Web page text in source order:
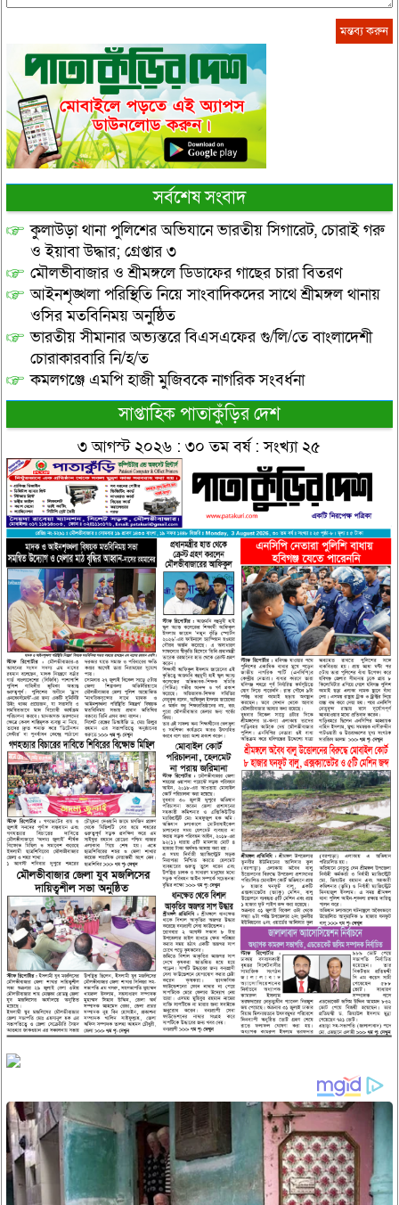
সর্বশেষ সংবাদ
কুলাউড়া থানা পুলিশের অভিযানে ভারতীয় সিগারেট, চোরাই গরু
ও ইয়াবা উদ্ধার; গ্রেপ্তার ৩
মৌলভীবাজার ও শ্রীমঙ্গলে ডিডাফের গাছের চারা বিতরণ
আইনশৃঙ্খলা পরিস্থিতি নিয়ে সাংবাদিকদের সাথে শ্রীমঙ্গল থানায়
ওসির মতবিনিময় অনুষ্ঠিত
ভারতীয় সীমানার অভ্যন্তরে বিএসএফের গু/লি/তে বাংলাদেশী
চোরাকারবারি নি/হ/ত
কমলগঞ্জে এমপি হাজী মুজিবকে নাগরিক সংবর্ধনা
সাপ্তাহিক পাতাকুঁড়ির দেশ
৩ আগস্ট ২০২৬ : ৩০ তম বর্ষ : সংখ্যা ২৫